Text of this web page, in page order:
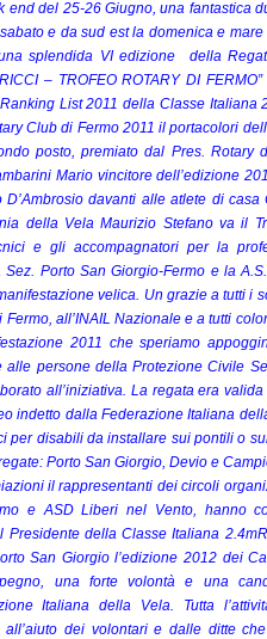
end del 25-26 Giugno, una fantastica
e da sud est la domenica e
splendida VI edizione della
– TROFEO ROTARY DI
List 2011 della Classe Italiana
Club di Fermo 2011 il portacolori
posto, premiato dal Pres. Rotary
Mario vincitore dell’edizione
davanti alle atlete di casa
della Vela Maurizio Stefano va il
e gli accompagnatori per la
Porto San Giorgio-Fermo e la
velica. Un grazie a tutti i
all’INAIL Nazionale e a tutti
2011 che speriamo
persone della Protezione Civile
all’iniziativa. La regata era
indetto dalla Federazione Italiana
per disabili da installare sui pontili o
Porto San Giorgio, Devio e
il rappresentanti dei circoli
e ASD Liberi nel Vento, hanno
della Classe Italiana
San Giorgio l’edizione 2012 dei
una forte volontà e una
Italiana della Vela.
Tutta
dei volontari e dalle ditte